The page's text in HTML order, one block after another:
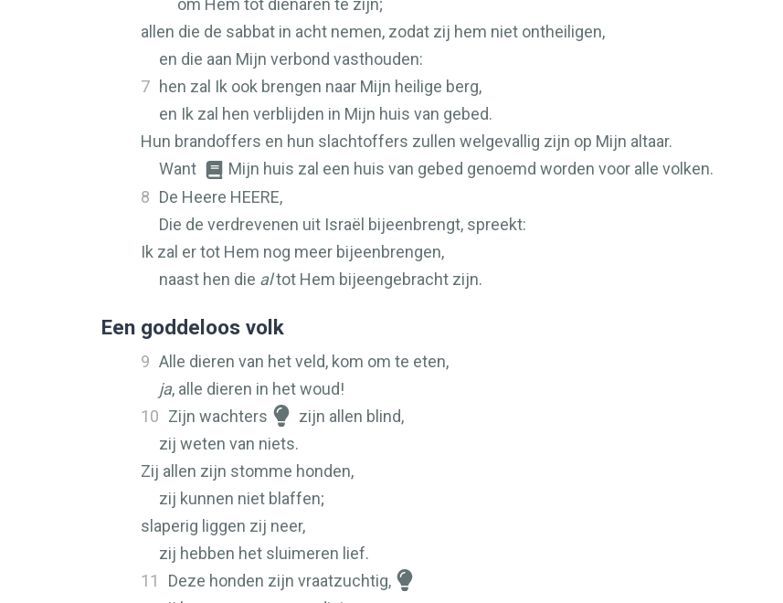
om Hem tot dienaren te zijn;
allen die de sabbat in acht nemen, zodat zij hem niet ontheiligen,
en die aan Mijn verbond vasthouden:
7 hen zal Ik ook brengen naar Mijn heilige berg,
en Ik zal hen verblijden in Mijn huis van gebed.
Hun brandoffers en hun slachtoffers zullen welgevallig zijn op Mijn altaar.
Want
Mijn huis zal een huis van gebed genoemd worden voor alle volken.
8 De Heere HEERE,
Die de verdrevenen uit Israël bijeenbrengt, spreekt:
Ik zal er tot Hem nog meer bijeenbrengen,
naast hen die altot Hem bijeengebracht zijn.
Een goddeloos volk
9 Alle dieren van het veld, kom om te eten,
ja, alle dieren in het woud!
10 Zijn wachters
zijn allen blind,
zij weten van niets.
Zij allen zijn stomme honden,
zij kunnen niet blaffen;
slaperig liggen zij neer,
zij hebben het sluimeren lief.
11
Deze honden zijn vraatzuchtig,